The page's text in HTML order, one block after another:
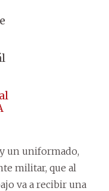
un uniformado,
militar, que al
va a recibir una